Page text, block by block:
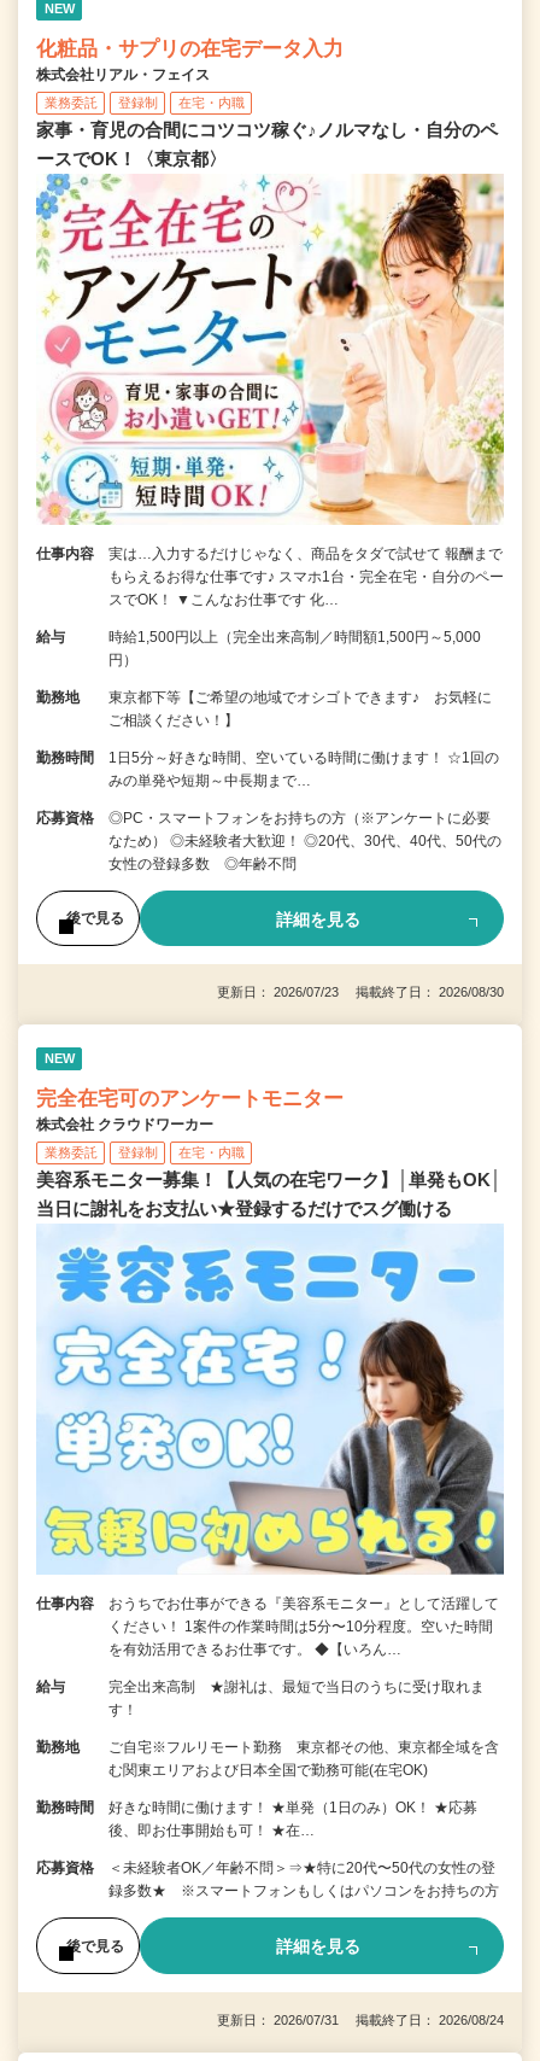
NEW
化粧品・サプリの在宅データ入力
株式会社リアル・フェイス
業務委託 登録制 在宅・内職
家事・育児の合間にコツコツ稼ぐ♪ノルマなし・自分のペ
ースでOK！〈東京都〉
仕事内容
実は…入力するだけじゃなく、商品をタダで試せて 報酬まで
もらえるお得な仕事です♪ スマホ1台・完全在宅・自分のペー
スでOK！ ▼こんなお仕事です 化…
給与
時給1,500円以上（完全出来高制／時間額1,500円～5,000
円）
勤務地
東京都下等【ご希望の地域でオシゴトできます♪ お気軽に
ご相談ください！】
勤務時間
1日5分～好きな時間、空いている時間に働けます！ ☆1回の
みの単発や短期～中長期まで…
応募資格
◎PC・スマートフォンをお持ちの方（※アンケートに必要
なため） ◎未経験者大歓迎！ ◎20代、30代、40代、50代の
女性の登録多数 ◎年齢不問
後で見る 詳細を見る
更新日： 2026/07/23 掲載終了日： 2026/08/30
NEW
完全在宅可のアンケートモニター
株式会社 クラウドワーカー
業務委託 登録制 在宅・内職
美容系モニター募集！【人気の在宅ワーク】│単発もOK│
当日に謝礼をお支払い★登録するだけでスグ働ける
仕事内容
おうちでお仕事ができる『美容系モニター』として活躍して
ください！ 1案件の作業時間は5分〜10分程度。空いた時間
を有効活用できるお仕事です。 ◆【いろん…
給与
完全出来高制 ★謝礼は、最短で当日のうちに受け取れま
す！
勤務地
ご自宅※フルリモート勤務 東京都その他、東京都全域を含
む関東エリアおよび日本全国で勤務可能(在宅OK)
勤務時間
好きな時間に働けます！ ★単発（1日のみ）OK！ ★応募
後、即お仕事開始も可！ ★在…
応募資格
＜未経験者OK／年齢不問＞⇒★特に20代〜50代の女性の登
録多数★ ※スマートフォンもしくはパソコンをお持ちの方
後で見る 詳細を見る
更新日： 2026/07/31 掲載終了日： 2026/08/24